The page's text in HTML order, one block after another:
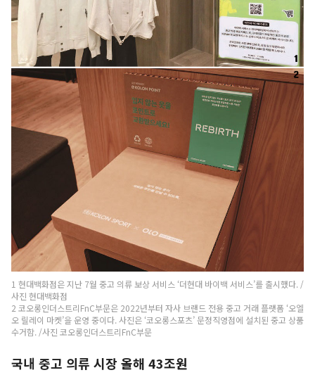
1 현대백화점은 지난 7월 중고 의류 보상 서비스 ‘더현대 바이백 서비스’를 출시했다. /
사진 현대백화점
2 코오롱인더스트리FnC부문은 2022년부터 자사 브랜드 전용 중고 거래 플랫폼 ‘오엘
오 릴레이 마켓’을 운영 중이다. 사진은 ‘코오롱스포츠’ 문정직영점에 설치된 중고 상품
수거함. /사진 코오롱인더스트리FnC부문
국내 중고 의류 시장 올해 43조원